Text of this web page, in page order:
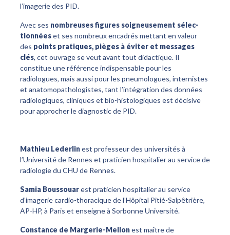
l’imagerie des PID.
Avec ses nombreuses figures soigneusement sélec-
tionnéeset ses nombreux encadrés mettant en valeur
des points pratiques, pièges à éviter et messages
clés, cet ouvrage se veut avant tout didactique. Il
constitue une référence indispensable pour les
radiologues, mais aussi pour les pneumologues, internistes
et anatomopathologistes, tant l’intégration des données
radiologiques, cliniques et bio-histologiques est décisive
pour approcher le diagnostic de PID.
Mathieu Lederlinest professeur des universités à
l’Université de Rennes et praticien hospitalier au service de
radiologie du CHU de Rennes.
Samia Boussouarest praticien hospitalier au service
d’imagerie cardio-thoracique de l’Hôpital Pitié-Salpêtrière,
AP-HP, à Paris et enseigne à Sorbonne Université.
Constance de Margerie-Mellonest maître de